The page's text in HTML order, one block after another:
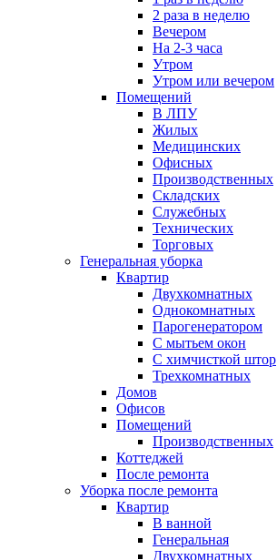
2 раза в неделю
Вечером
На 2-3 часа
Утром
Утром или вечером
Помещений
В ЛПУ
Жилых
Медицинских
Офисных
Производственных
Складских
Служебных
Технических
Торговых
Генеральная уборка
Квартир
Двухкомнатных
Однокомнатных
Парогенератором
С мытьем окон
С химчисткой штор
Трехкомнатных
Домов
Офисов
Помещений
Производственных
Коттеджей
После ремонта
Уборка после ремонта
Квартир
В ванной
Генеральная
Двухкомнатных